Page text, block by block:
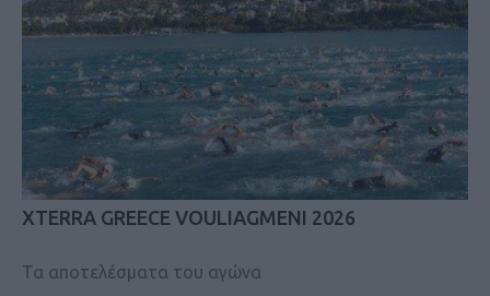
XTERRA GREECE VOULIAGMENI 2026
Τα αποτελέσματα του αγώνα